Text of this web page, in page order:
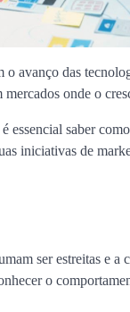
avanço das
onde o
saber
iniciativas de
ser estreitas e a
o